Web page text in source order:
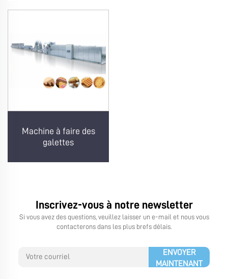
Machine à faire des
galettes
Inscrivez-vous à notre newsletter
Si vous avez des questions, veuillez laisser un e-mail et nous vous
contacterons dans les plus brefs délais.
ENVOYER
MAINTENANT